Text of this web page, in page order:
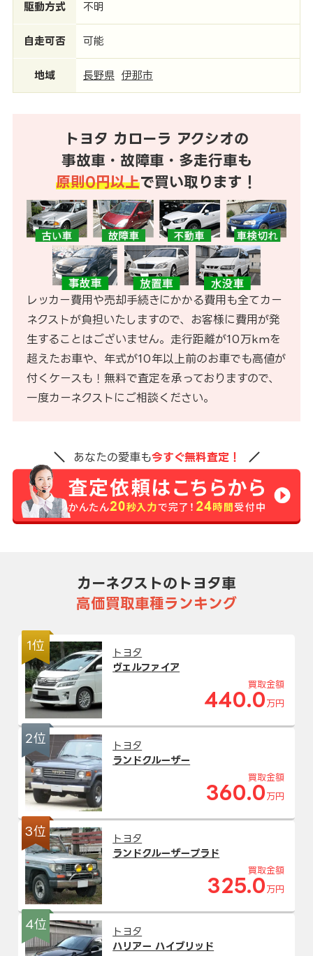
駆動方式 不明
自走可否 可能
地域 長野県 伊那市
トヨタ カローラ アクシオの
事故車・故障車・多走行車も
原則0円以上で買い取ります！
レッカー費用や売却手続きにかかる費用も全てカー
ネクストが負担いたしますので、お客様に費用が発
生することはございません。走行距離が10万kmを
超えたお車や、年式が10年以上前のお車でも高値が
付くケースも！無料で査定を承っておりますので、
一度カーネクストにご相談ください。
あなたの愛車も今すぐ無料査定！
カーネクストのトヨタ車
高価買取車種ランキング
1位
トヨタ
ヴェルファイア
買取金額
440.0 万円
2位
トヨタ
ランドクルーザー
買取金額
360.0 万円
3位
トヨタ
ランドクルーザープラド
買取金額
325.0 万円
4位
トヨタ
ハリアー ハイブリッド